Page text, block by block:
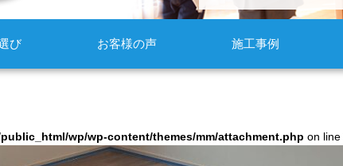
び お客様の声 施工事例
wp/wp-content/themes/mm/attachment.php on line